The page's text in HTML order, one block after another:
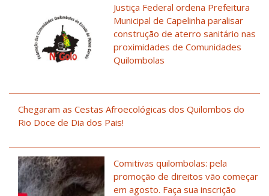
Justiça Federal ordena Prefeitura
Municipal de Capelinha paralisar
construção de aterro sanitário nas
proximidades de Comunidades
Quilombolas
Chegaram as Cestas Afroecológicas dos Quilombos do
Rio Doce de Dia dos Pais!
Comitivas quilombolas: pela
promoção de direitos vão começar
em agosto. Faça sua inscrição